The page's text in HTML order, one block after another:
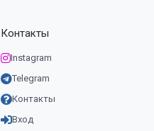
Контакты
Instagram
Telegram
Контакты
Вход